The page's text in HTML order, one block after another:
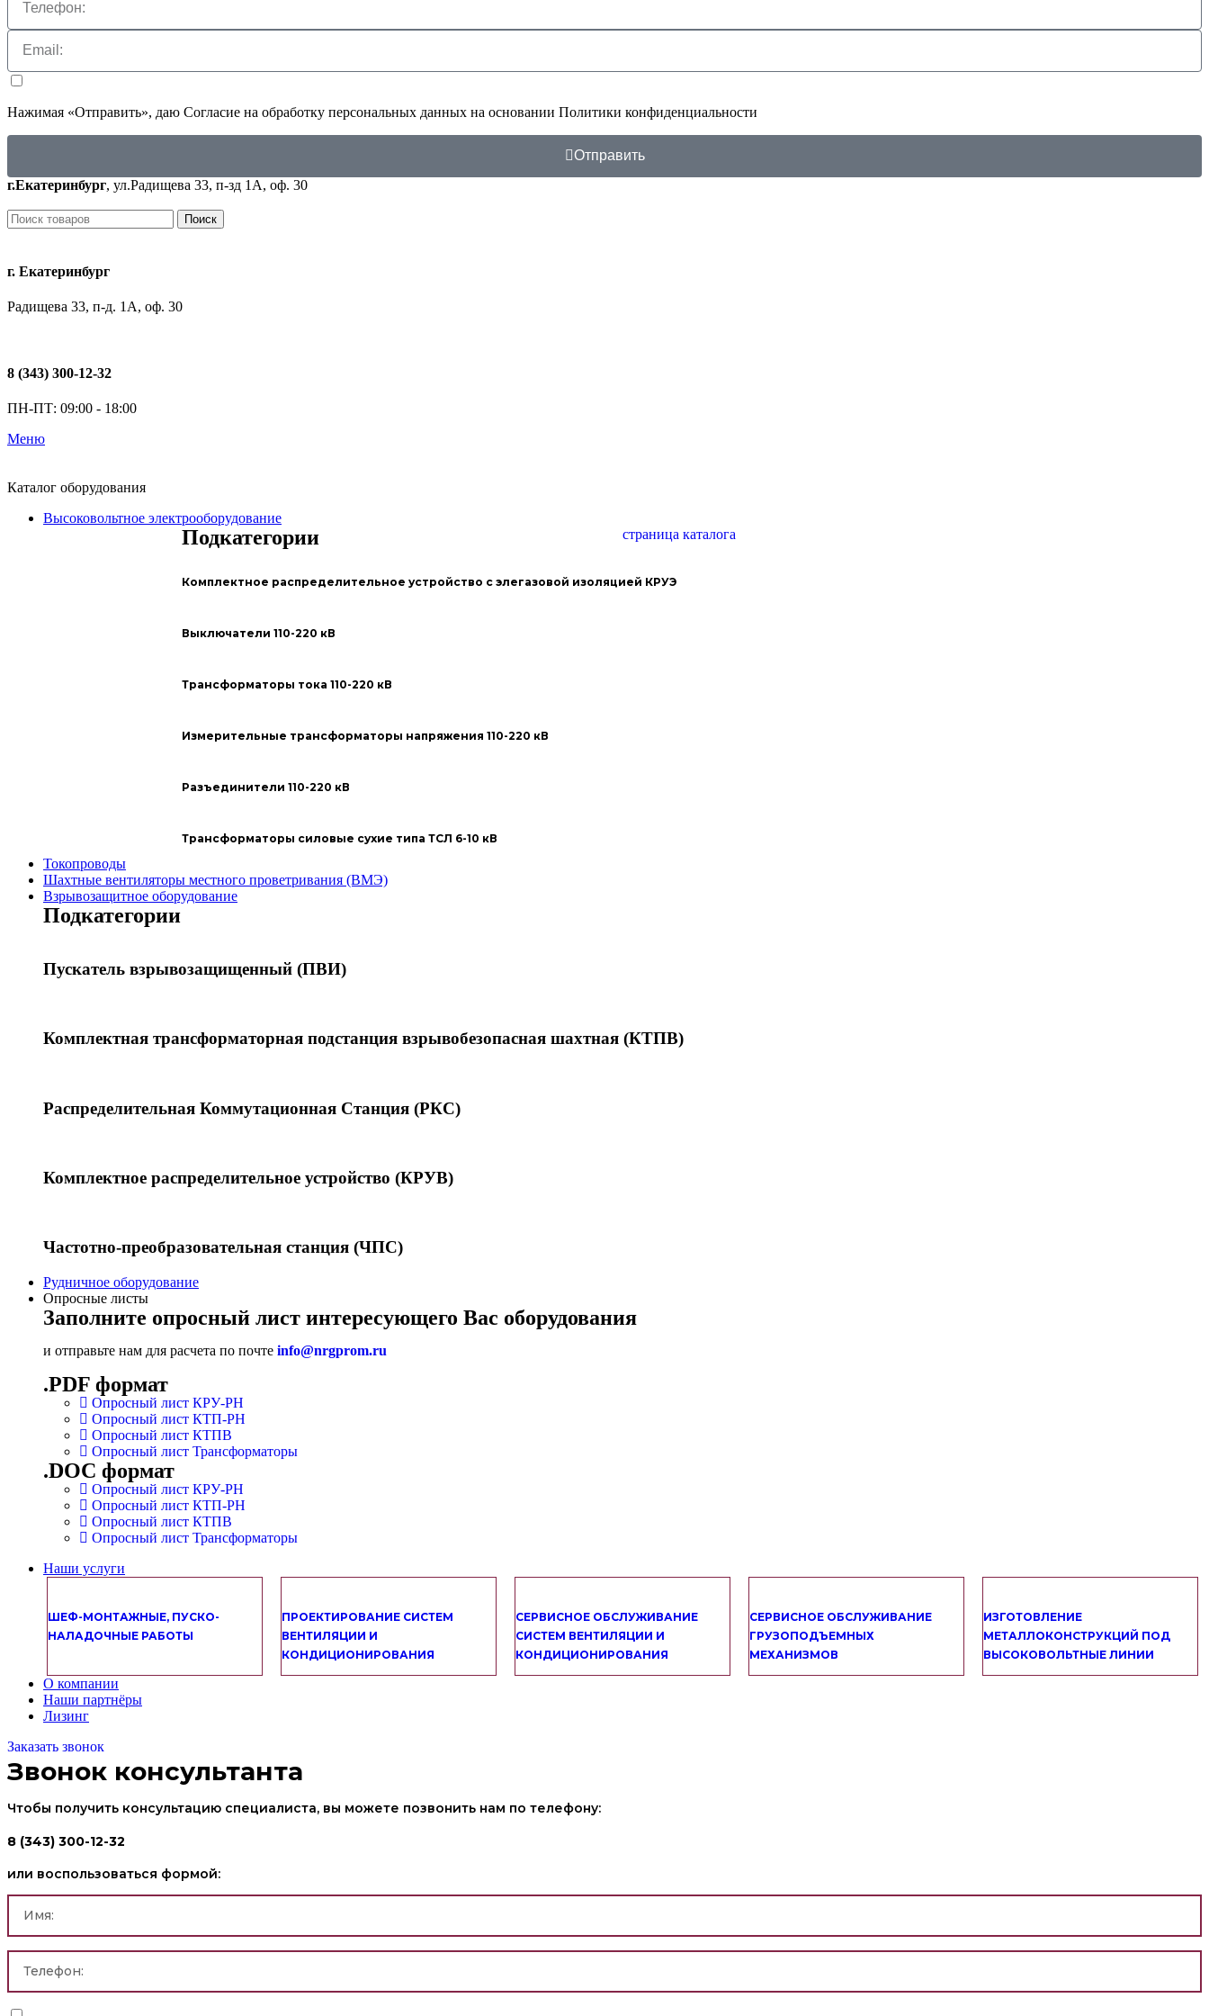
Нажимая «Отправить», даю Согласие на обработку персональных данных на основании Политики конфиденциальности
Отправить
г.Екатеринбург, ул.Радищева 33, п-зд 1А, оф. 30
Поиск
г. Екатеринбург
Радищева 33, п-д. 1А, оф. 30
8 (343) 300-12-32
ПН-ПТ: 09:00 - 18:00
Меню
Каталог оборудования
Высоковольтное электрооборудование
Подкатегории страница каталога
Комплектное распределительное устройство с элегазовой изоляцией КРУЭ
Выключатели 110-220 кВ
Трансформаторы тока 110-220 кВ
Измерительные трансформаторы напряжения 110-220 кВ
Разъединители 110-220 кВ
Трансформаторы силовые сухие типа ТСЛ 6-10 кВ
Токопроводы
Шахтные вентиляторы местного проветривания (ВМЭ)
Взрывозащитное оборудование
Подкатегории
Пускатель взрывозащищенный (ПВИ)
Комплектная трансформаторная подстанция взрывобезопасная шахтная (КТПВ)
Распределительная Коммутационная Станция (РКС)
Комплектное распределительное устройство (КРУВ)
Частотно-преобразовательная станция (ЧПС)
Рудничное оборудование
Опросные листы
Заполните опросный лист интересующего Вас оборудования
и отправьте нам для расчета по почте info@nrgprom.ru
.PDF формат
Опросный лист КРУ-РН
Опросный лист КТП-РН
Опросный лист КТПВ
Опросный лист Трансформаторы
.DOC формат
Опросный лист КРУ-РН
Опросный лист КТП-РН
Опросный лист КТПВ
Опросный лист Трансформаторы
Наши услуги
ШЕФ-МОНТАЖНЫЕ, ПУСКО-
НАЛАДОЧНЫЕ РАБОТЫ
ПРОЕКТИРОВАНИЕ СИСТЕМ
ВЕНТИЛЯЦИИ И
КОНДИЦИОНИРОВАНИЯ
СЕРВИСНОЕ ОБСЛУЖИВАНИЕ
СИСТЕМ ВЕНТИЛЯЦИИ И
КОНДИЦИОНИРОВАНИЯ
СЕРВИСНОЕ ОБСЛУЖИВАНИЕ
ГРУЗОПОДЪЕМНЫХ
МЕХАНИЗМОВ
ИЗГОТОВЛЕНИЕ
МЕТАЛЛОКОНСТРУКЦИЙ ПОД
ВЫСОКОВОЛЬТНЫЕ ЛИНИИ
О компании
Наши партнёры
Лизинг
Заказать звонок
Звонок консультанта
Чтобы получить консультацию специалиста, вы можете позвонить нам по телефону:
8 (343) 300-12-32
или воспользоваться формой: